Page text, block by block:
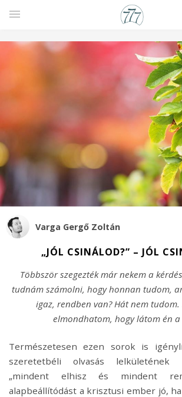
Varga Gergő Zoltán
„JÓL CSINÁLOD?” – JÓL
Többször szegezték már nekem a
tudnám számolni, hogy honnan tudom,
igaz, rendben van? Hát nem tudom.
elmondhatom, hogy látom én a
Természetesen ezen sorok is
szeretetbéli olvasás lelkületének
„mindent elhisz és mindent
alapbeállítódást a krisztusi ember jó,